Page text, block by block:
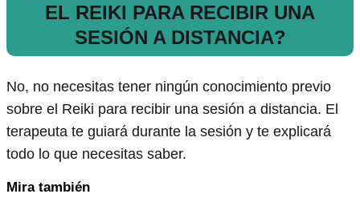
EL REIKI PARA RECIBIR UNA
SESIÓN A DISTANCIA?
No, no necesitas tener ningún conocimiento previo
sobre el Reiki para recibir una sesión a distancia. El
terapeuta te guiará durante la sesión y te explicará
todo lo que necesitas saber.
Mira también